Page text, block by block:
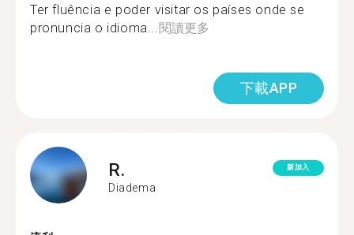
Ter fluência e poder visitar os países onde se
pronuncia o idioma...閱讀更多
下載APP
R.
Diadema
新加入